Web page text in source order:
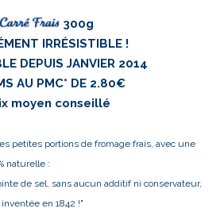
300g
IRRÉSISTIBLE !
DEPUIS JANVIER 2014
AU PMC* DE 2.80€
moyen conseillé
petites portions de fromage frais, avec une
naturelle :
de sel, sans aucun additif ni conservateur,
en 1842 !"